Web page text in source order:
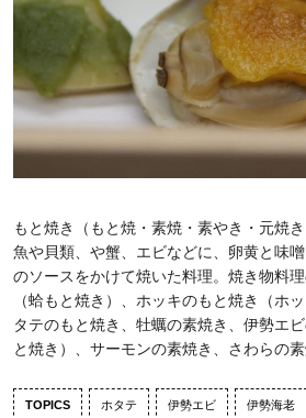
もと焼き（もと焼・素焼・素やき・元焼き
魚や貝類、や蟹、エビなどに、卵黄と味
のソースをかけて焼いた料理。焼き物料
（蛤もと焼き）、ホッキのもと焼き（ホ
タテのもと焼き、牡蠣の素焼き、伊勢エ
と焼き）、サーモンの素焼き、さわらの素
TOPICS ホタテ 伊勢エビ 伊勢海老